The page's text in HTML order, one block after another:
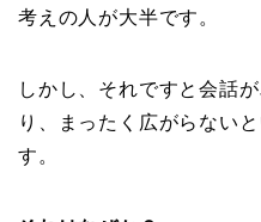
考えの人が大半です。
しかし、それですと会話
り、まったく広がらない
す。